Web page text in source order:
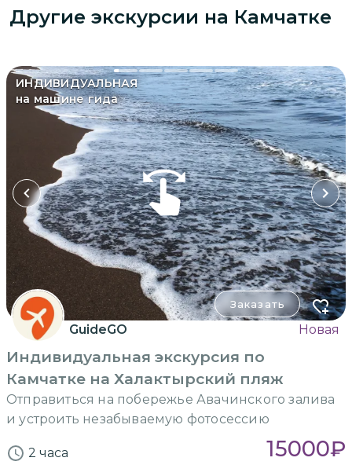
Другие экскурсии на Камчатке
ИНДИВИДУАЛЬНАЯ
на машине гида
Заказать
GuideGO Новая
Индивидуальная экскурсия по
Камчатке на Халактырский пляж
Отправиться на побережье Авачинского залива
и устроить незабываемую фотосессию
2 часа 15000₽